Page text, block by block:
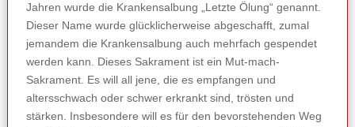
Jahren wurde die Krankensalbung „Letzte Ölung“ genannt.
Dieser Name wurde glücklicherweise abgeschafft, zumal
jemandem die Krankensalbung auch mehrfach gespendet
werden kann. Dieses Sakrament ist ein Mut-mach-
Sakrament. Es will all jene, die es empfangen und
altersschwach oder schwer erkrankt sind, trösten und
stärken. Insbesondere will es für den bevorstehenden Weg